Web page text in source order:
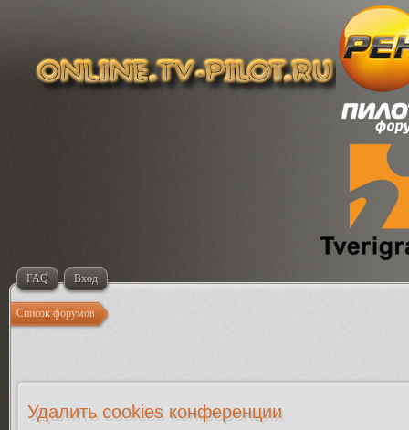
FAQ Вход
Список форумов
Удалить cookies конференции